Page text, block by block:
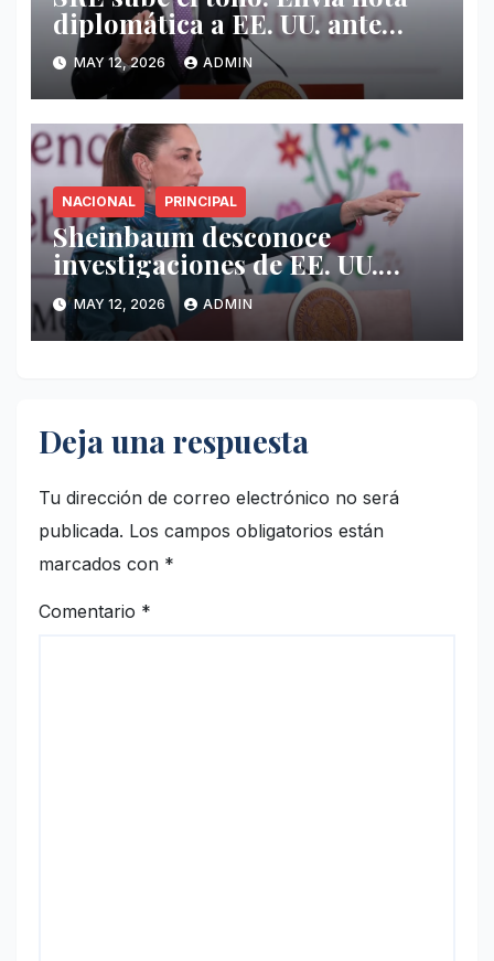
diplomática a EE. UU. ante
falta de sustento contra el
gobernador Rocha Moya
MAY 12, 2026 ADMIN
NACIONAL PRINCIPAL
Sheinbaum desconoce
investigaciones de EE. UU.
contra políticos de oposición
mexicanos
MAY 12, 2026 ADMIN
Deja una respuesta
Tu dirección de correo electrónico no será
publicada. Los campos obligatorios están
marcados con *
Comentario *